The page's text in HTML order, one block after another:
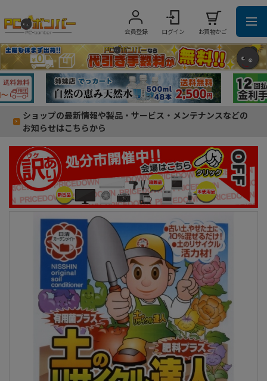
会員登録 ログイン お買物かご
ショップの最新情報や製品・サービス・メンテナンスなどの
お知らせはこちらから